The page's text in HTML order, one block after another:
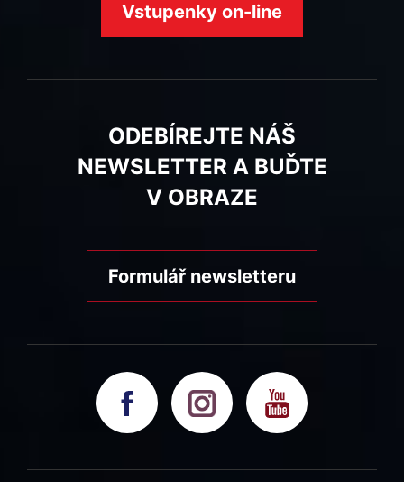
Vstupenky on-line
ODEBÍREJTE NÁŠ
NEWSLETTER A BUĎTE
V OBRAZE
Formulář newsletteru